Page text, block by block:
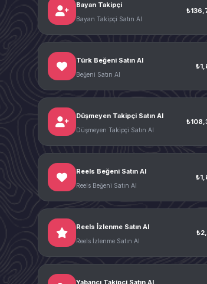
Bayan Takipçi
Bayan Takipçi Satın Al
Türk Beğeni Satın Al
Beğeni Satın Al
Düşmeyen Takipçi Satın Al
Düşmeyen Takipçi Satın Al
Reels Beğeni Satın Al
Reels Beğeni Satın Al
Reels İzlenme Satın Al
Reels İzlenme Satın Al